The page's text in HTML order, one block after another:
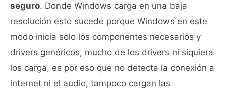
seguro. Donde Windows carga en una baja
resolución esto sucede porque Windows en este
modo inicia solo los componentes necesarios y
drivers genéricos, mucho de los drivers ni siquiera
los carga, es por eso que no detecta la conexión a
internet ni el audio, tampoco cargan las